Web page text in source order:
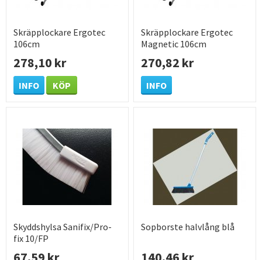
Skräpplockare Ergotec
106cm
278,10 kr
INFO KÖP
Skräpplockare Ergotec
Magnetic 106cm
270,82 kr
INFO
Skyddshylsa Sanifix/Pro-
fix 10/FP
Sopborste halvlång blå